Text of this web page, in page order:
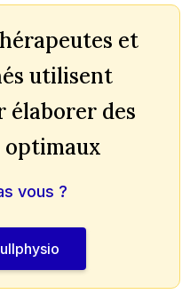
et
utilisent
élaborer des
vous ?